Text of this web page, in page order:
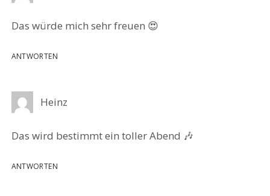
Das würde mich sehr freuen 😍
ANTWORTEN
Heinz
Das wird bestimmt ein toller Abend 🎶
ANTWORTEN